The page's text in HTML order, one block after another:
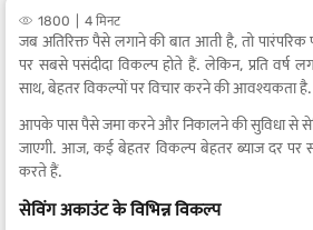
1800 4 मिनट
जब अतिरिक्त पैसे लगाने की बात आती है, तो
पर सबसे पसंदीदा विकल्प होते हैं. लेकिन, प्रति वर्ष
साथ, बेहतर विकल्पों पर विचार करने की आवश्यकता है.
आपके पास पैसे जमा करने और निकालने की सुविधा से
जाएगी. आज, कई बेहतर विकल्प बेहतर ब्याज दर पर
करते हैं.
सेविंग अकाउंट के विभिन्न विकल्प